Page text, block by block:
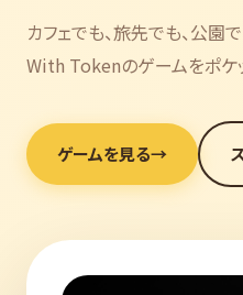
カフェでも、旅先でも、公園で
With Tokenのゲームをポケ
ゲームを見る→